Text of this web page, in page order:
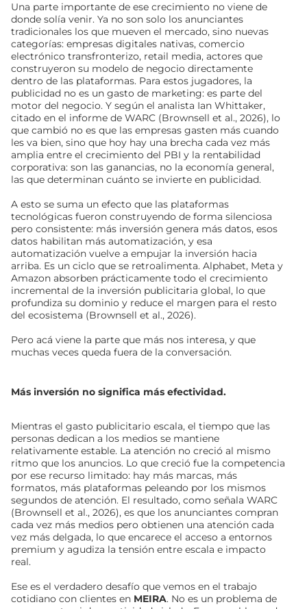
Una parte importante de ese crecimiento no viene de
donde solía venir. Ya no son solo los anunciantes
tradicionales los que mueven el mercado, sino nuevas
categorías: empresas digitales nativas, comercio
electrónico transfronterizo, retail media, actores que
construyeron su modelo de negocio directamente
dentro de las plataformas. Para estos jugadores, la
publicidad no es un gasto de marketing: es parte del
motor del negocio. Y según el analista Ian Whittaker,
citado en el informe de WARC (Brownsell et al., 2026), lo
que cambió no es que las empresas gasten más cuando
les va bien, sino que hoy hay una brecha cada vez más
amplia entre el crecimiento del PBI y la rentabilidad
corporativa: son las ganancias, no la economía general,
las que determinan cuánto se invierte en publicidad.
A esto se suma un efecto que las plataformas
tecnológicas fueron construyendo de forma silenciosa
pero consistente: más inversión genera más datos, esos
datos habilitan más automatización, y esa
automatización vuelve a empujar la inversión hacia
arriba. Es un ciclo que se retroalimenta. Alphabet, Meta y
Amazon absorben prácticamente todo el crecimiento
incremental de la inversión publicitaria global, lo que
profundiza su dominio y reduce el margen para el resto
del ecosistema (Brownsell et al., 2026).
Pero acá viene la parte que más nos interesa, y que
muchas veces queda fuera de la conversación.
Más inversión no significa más efectividad.
Mientras el gasto publicitario escala, el tiempo que las
personas dedican a los medios se mantiene
relativamente estable. La atención no creció al mismo
ritmo que los anuncios. Lo que creció fue la competencia
por ese recurso limitado: hay más marcas, más
formatos, más plataformas peleando por los mismos
segundos de atención. El resultado, como señala WARC
(Brownsell et al., 2026), es que los anunciantes compran
cada vez más medios pero obtienen una atención cada
vez más delgada, lo que encarece el acceso a entornos
premium y agudiza la tensión entre escala e impacto
real.
Ese es el verdadero desafío que vemos en el trabajo
cotidiano con clientes en MEIRA. No es un problema de